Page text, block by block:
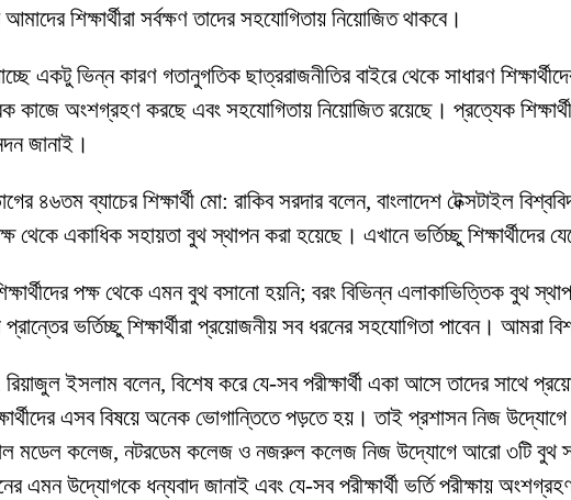
শিক্ষার্থীরা সর্বক্ষণ তাদের সহযোগিতায় নিয়োজিত থাকবে।
একটু ভিন্ন কারণ গতানুগতিক ছাত্ররাজনীতির বাইরে থেকে সাধারণ
কাজে অংশগ্রহণ করছে এবং সহযোগিতায় নিয়োজিত রয়েছে। প্রত্যেক
জানাই।
৪৬তম ব্যাচের শিক্ষার্থী মো: রাকিব সরদার বলেন, বাংলাদেশ টেক্সটাইল
থেকে একাধিক সহায়তা বুথ স্থাপন করা হয়েছে। এখানে ভর্তিচ্ছু শিক্ষার্থীদের
পক্ষ থেকে এমন বুথ বসানো হয়নি; বরং বিভিন্ন এলাকাভিত্তিক বুথ স্থাপন
ভর্তিচ্ছু শিক্ষার্থীরা প্রয়োজনীয় সব ধরনের সহযোগিতা পাবেন। আমরা
রিয়াজুল ইসলাম বলেন, বিশেষ করে যে-সব পরীক্ষার্থী একা আসে তাদের সাথে
এসব বিষয়ে অনেক ভোগান্তিতে পড়তে হয়। তাই প্রশাসন নিজ উদ্যোগে
মডেল কলেজ, নটরডেম কলেজ ও নজরুল কলেজ নিজ উদ্যোগে আরো ৩টি বুথ
এমন উদ্যোগকে ধন্যবাদ জানাই এবং যে-সব পরীক্ষার্থী ভর্তি পরীক্ষায়